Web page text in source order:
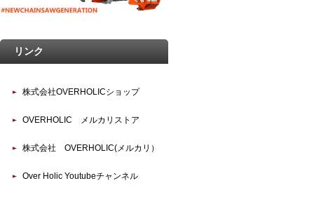
リンク
株式会社OVERHOLICショップ
OVERHOLIC メルカリストア
株式会社 OVERHOLIC(メルカリ）
Over Holic Youtubeチャンネル